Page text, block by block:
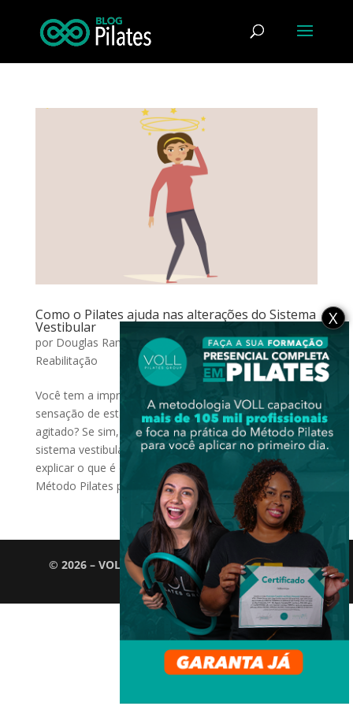
Como o Pilates ajuda nas alterações do Sistema
Vestibular
por Douglas Ramos |jan 17, 2017|Cabeça,
Reabilitação
Você tem a impressão de que tudo está girando, ou a
sensação de estar em um barco parado no mar
agitado? Se sim, você pode ter alguma alteração no
sistema vestibular. Mas o que é isso? Nesse texto irei
explicar o que é o sistema vestibular e como o
Método Pilates pode...
© 2026 – VOLL Pilates Group. Todos os direitos
reservados.
X